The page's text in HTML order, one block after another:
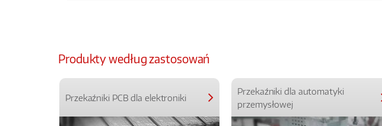
Produkty według zastosowań
Przekaźniki PCB dla elektroniki
Przekaźniki dla automatyki
przemysłowej